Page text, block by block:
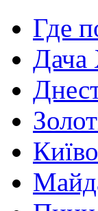
Где
Дача